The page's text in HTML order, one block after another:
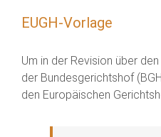
EUGH-Vorlage
Um in der Revision über
der Bundesgerichtshof
den Europäischen